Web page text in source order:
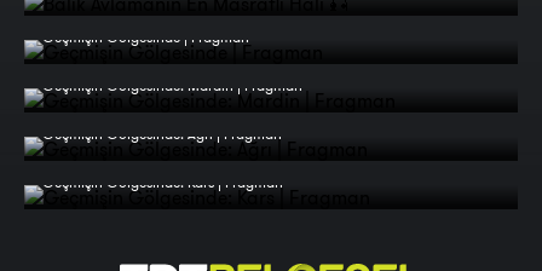
Geçmişin Gölgesinde | Fragman
Geçmişin Gölgesinde: Mardin | Fragman
Geçmişin Gölgesinde: Ağrı | Fragman
Geçmişin Gölgesinde: Kars | Fragman